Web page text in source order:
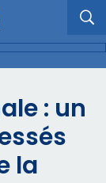
: un
la